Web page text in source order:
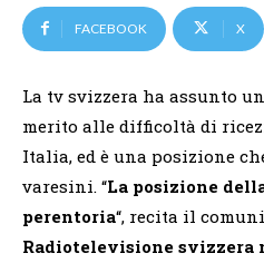
FACEBOOK X
La tv svizzera ha assunto
merito alle difficoltà di
Italia, ed è una posizione
varesini. “La posizione
perentoria“, recita il
Radiotelevisione svizzera